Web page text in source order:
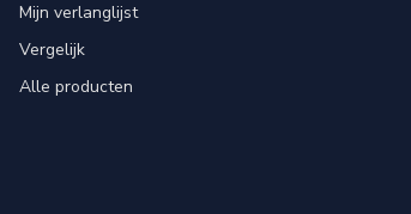
Mijn verlanglijst
Vergelijk
Alle producten